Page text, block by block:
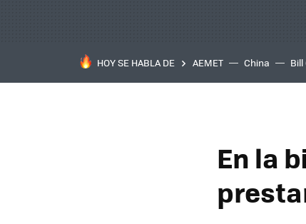
HOY SE HABLA DE AEMET China
En la